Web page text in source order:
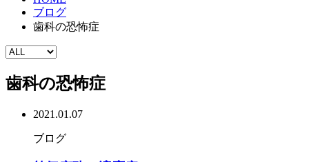
ブログ
歯科の恐怖症
歯科の恐怖症
2021.01.07
ブログ